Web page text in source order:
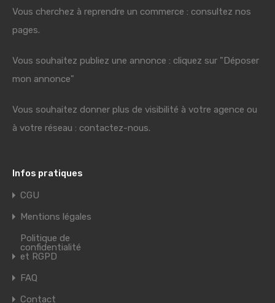
Vous cherchez à reprendre un commerce : consultez nos
pages.
Vous souhaitez publiez une annonce : cliquez sur "Déposer
mon annonce"
Vous souhaitez donner plus de visibilité à votre agence ou
à votre réseau : contactez-nous.
Infos pratiques
CGU
Mentions légales
Politique de
confidentialité
et RGPD
FAQ
Contact